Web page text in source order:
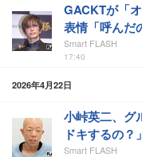
GACKTが「
表情「呼んだ
Smart FLASH
17:40
2026年4月22日
小峠英二、グ
ドキするの？」
Smart FLASH